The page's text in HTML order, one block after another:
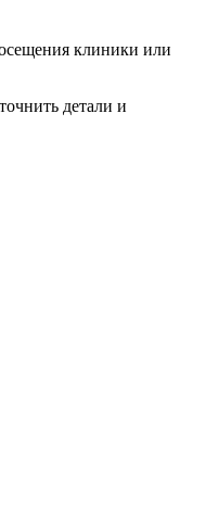
клиники или
детали и